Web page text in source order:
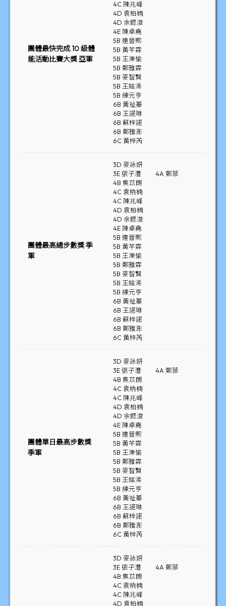
團體最快完成 10 級體
能活動比賽大獎 亞軍
4C 陳兆峰
4D 袁柏楠
4D 余鍶浚
4E 陳卓堯
5B 連晉熙
5B 黃芊霖
5B 王濼愉
5B 鄭雅霖
5B 麥智賢
5B 王銘浠
5B 練元亨
6B 黃祉蓁
6B 王諾琳
6B 蘇梓諾
6B 鄭雅浵
6C 黃梓芮
團體最高總步數獎 季
軍
3D 麥詠妍
3E 張子灃
4A 鄭菲
4B 焦苡朗
4C 袁枘楠
4C 陳兆峰
4D 袁柏楠
4D 余鍶浚
4E 陳卓堯
5B 連晉熙
5B 黃芊霖
5B 王濼愉
5B 鄭雅霖
5B 麥智賢
5B 王銘浠
5B 練元亨
6B 黃祉蓁
6B 王諾琳
6B 蘇梓諾
6B 鄭雅浵
6C 黃梓芮
團體單日最高步數獎
季軍
3D 麥詠妍
3E 張子灃
4A 鄭菲
4B 焦苡朗
4C 袁枘楠
4C 陳兆峰
4D 袁柏楠
4D 余鍶浚
4E 陳卓堯
5B 連晉熙
5B 黃芊霖
5B 王濼愉
5B 鄭雅霖
5B 麥智賢
5B 王銘浠
5B 練元亨
6B 黃祉蓁
6B 王諾琳
6B 蘇梓諾
6B 鄭雅浵
6C 黃梓芮
3D 麥詠妍
3E 張子灃
4A 鄭菲
4B 焦苡朗
4C 袁枘楠
4C 陳兆峰
4D 袁柏楠